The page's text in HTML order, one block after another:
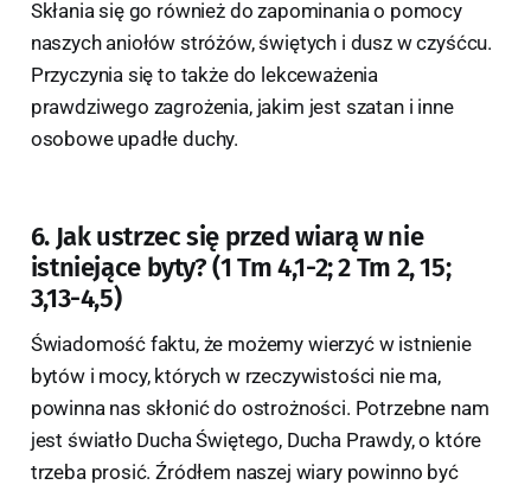
Skłania się go również do zapominania o pomocy
naszych aniołów stróżów, świętych i dusz w czyśćcu.
Przyczynia się to także do lekceważenia
prawdziwego zagrożenia, jakim jest szatan i inne
osobowe upadłe duchy.
6. Jak ustrzec się przed wiarą w nie
istniejące byty? (1 Tm 4,1-2; 2 Tm 2, 15;
3,13-4,5)
Świadomość faktu, że możemy wierzyć w istnienie
bytów i mocy, których w rzeczywistości nie ma,
powinna nas skłonić do ostrożności. Potrzebne nam
jest światło Ducha Świętego, Ducha Prawdy, o które
trzeba prosić. Źródłem naszej wiary powinno być